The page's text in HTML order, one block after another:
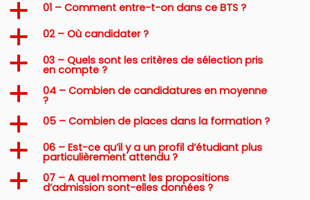
a 01 – Comment entre-t-on dans ce BTS ?
a 02 – Où candidater ?
a 03 – Quels sont les critères de sélection pris
en compte ?
a 04 – Combien de candidatures en moyenne
?
a 05 – Combien de places dans la formation ?
a 06 – Est-ce qu’il y a un profil d’étudiant plus
particulièrement attendu ?
a 07 – A quel moment les propositions
d’admission sont-elles données ?